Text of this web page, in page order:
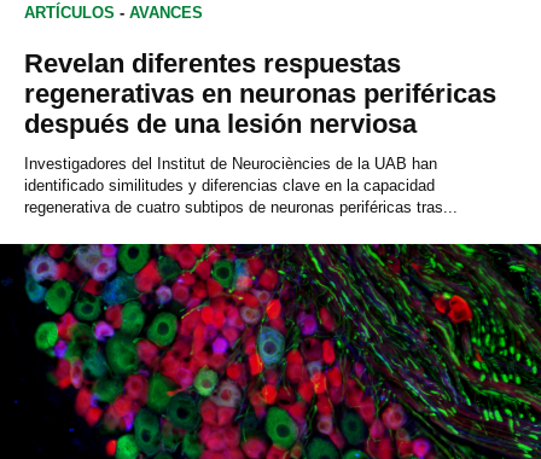
ARTÍCULOS - AVANCES
Revelan diferentes respuestas
regenerativas en neuronas periféricas
después de una lesión nerviosa
Investigadores del Institut de Neurociències de la UAB han
identificado similitudes y diferencias clave en la capacidad
regenerativa de cuatro subtipos de neuronas periféricas tras...